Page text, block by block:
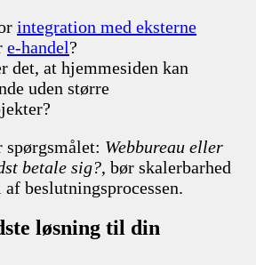
integration med eksterne
e-handel?
det, at hjemmesiden kan
uden større
Webbureau eller
betale sig?, bør skalerbarhed
beslutningsprocessen.
løsning til din